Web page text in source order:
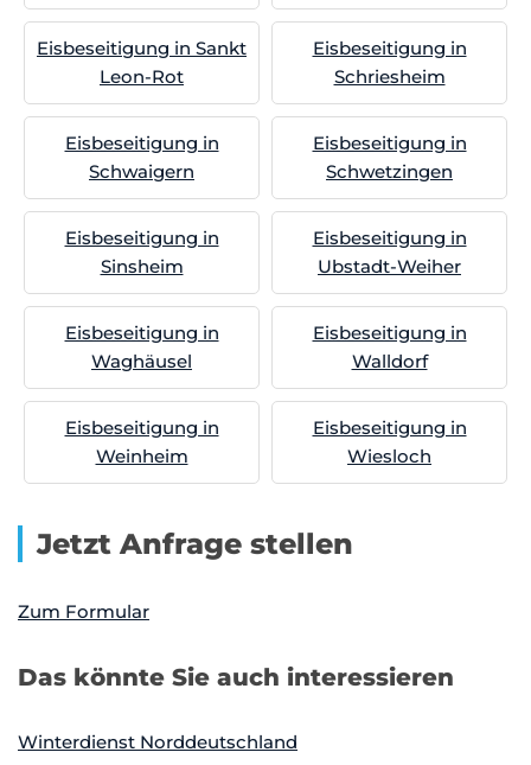
Eisbeseitigung in Sankt
Leon-Rot
Eisbeseitigung in
Schriesheim
Eisbeseitigung in
Schwaigern
Eisbeseitigung in
Schwetzingen
Eisbeseitigung in
Sinsheim
Eisbeseitigung in
Ubstadt-Weiher
Eisbeseitigung in
Waghäusel
Eisbeseitigung in
Walldorf
Eisbeseitigung in
Weinheim
Eisbeseitigung in
Wiesloch
Jetzt Anfrage stellen
Zum Formular
Das könnte Sie auch interessieren
Winterdienst Norddeutschland